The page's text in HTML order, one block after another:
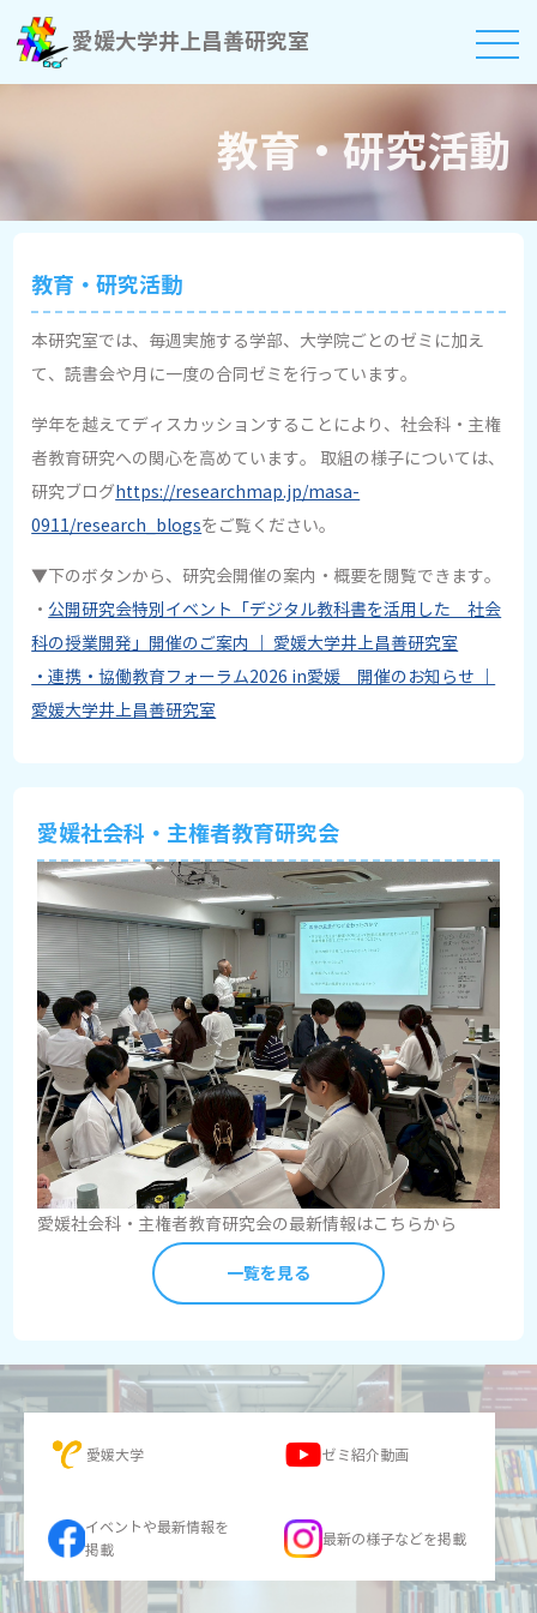
愛媛大学井上昌善研究室
教育・研究活動
教育・研究活動
本研究室では、毎週実施する学部、大学院ごとのゼミに加え
て、読書会や月に一度の合同ゼミを行っています。
学年を越えてディスカッションすることにより、社会科・主権
者教育研究への関心を高めています。 取組の様子については、
研究ブログ https://researchmap.jp/masa-
0911/research_blogsをご覧ください。
▼下のボタンから、研究会開催の案内・概要を閲覧できます。
・ 公開研究会特別イベント「デジタル教科書を活用した 社会
科の授業開発」開催のご案内 ｜ 愛媛大学井上昌善研究室
・連携・協働教育フォーラム2026 in愛媛 開催のお知らせ ｜
愛媛大学井上昌善研究室
愛媛社会科・主権者教育研究会
愛媛社会科・主権者教育研究会の最新情報はこちらから
一覧を見る
愛媛大学 ゼミ紹介動画
イベントや最新情報を
掲載
最新の様子などを掲載